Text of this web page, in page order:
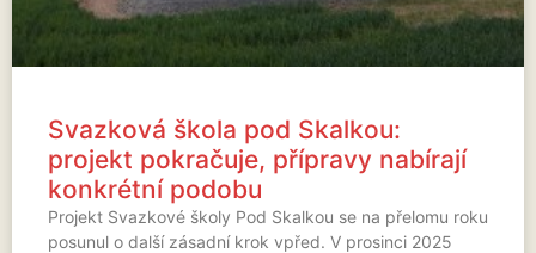
Svazková škola pod Skalkou:
projekt pokračuje, přípravy nabírají
konkrétní podobu
Projekt Svazkové školy Pod Skalkou se na přelomu roku
posunul o další zásadní krok vpřed. V prosinci 2025